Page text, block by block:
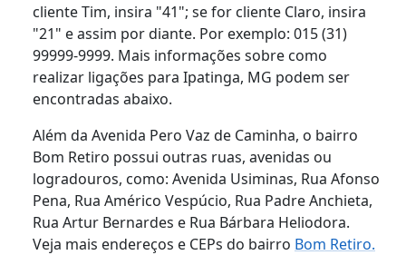
cliente Tim, insira "41"; se for cliente Claro, insira
"21" e assim por diante. Por exemplo: 015 (31)
99999-9999. Mais informações sobre como
realizar ligações para Ipatinga, MG podem ser
encontradas abaixo.
Além da Avenida Pero Vaz de Caminha, o bairro
Bom Retiro possui outras ruas, avenidas ou
logradouros, como: Avenida Usiminas, Rua Afonso
Pena, Rua Américo Vespúcio, Rua Padre Anchieta,
Rua Artur Bernardes e Rua Bárbara Heliodora.
Veja mais endereços e CEPs do bairro Bom Retiro.